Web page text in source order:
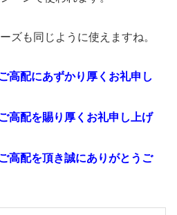
ズも同じように使えますね。
高配にあずかり厚くお礼申し
高配を賜り厚くお礼申し上げ
高配を頂き誠にありがとうご